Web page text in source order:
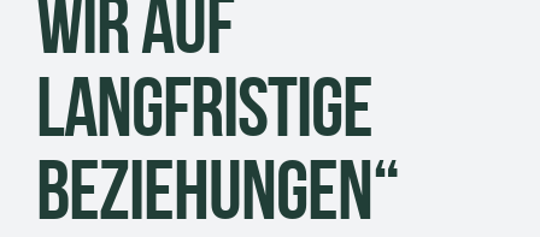
wir auf
langfristige
Beziehungen“